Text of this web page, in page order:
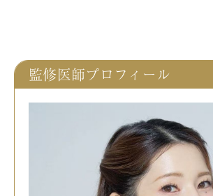
監修医師プロフィール